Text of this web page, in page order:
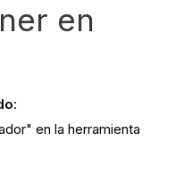
en
:
en la herramienta